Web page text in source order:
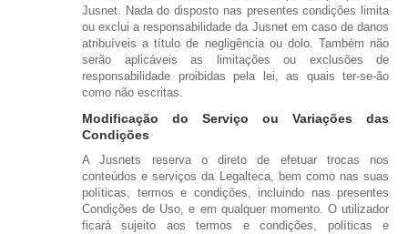
Jusnet. Nada do disposto nas presentes condições limita
ou exclui a responsabilidade da Jusnet em caso de danos
atribuíveis a título de negligência ou dolo. Também não
serão aplicáveis as limitações ou exclusões de
responsabilidade proibidas pela lei, as quais ter-se-ão
como não escritas.
Modificação do Serviço ou Variações das
Condições
A Jusnets reserva o direto de efetuar trocas nos
conteúdos e serviços da Legalteca, bem como nas suas
políticas, termos e condições, incluindo nas presentes
Condições de Uso, e em qualquer momento. O utilizador
ficará sujeito aos termos e condições, políticas e